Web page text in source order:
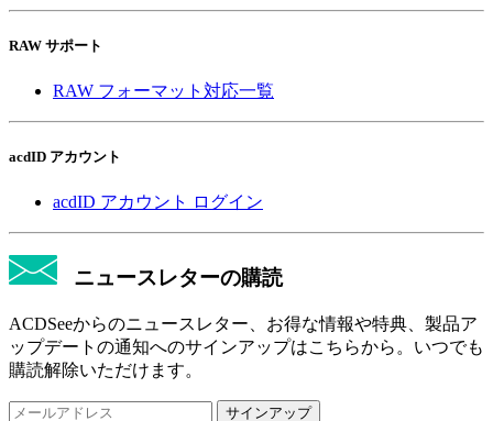
RAW サポート
RAW フォーマット対応一覧
acdID アカウント
acdID アカウント ログイン
ニュースレターの購読
ACDSeeからのニュースレター、お得な情報や特典、製品ア
ップデートの通知へのサインアップはこちらから。いつでも
購読解除いただけます。